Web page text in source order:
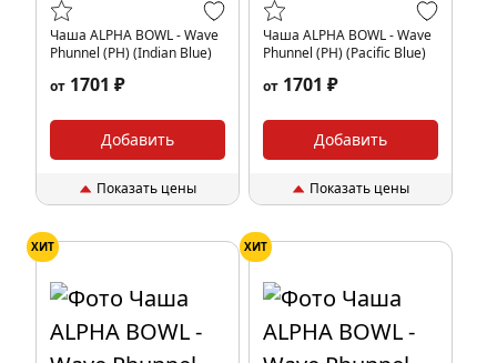
Чаша ALPHA BOWL - Wave
Phunnel (PH) (Indian Blue)
от 1701 ₽
Добавить
Показать цены
Чаша ALPHA BOWL - Wave
Phunnel (PH) (Pacific Blue)
от 1701 ₽
Добавить
Показать цены
ХИТ ХИТ